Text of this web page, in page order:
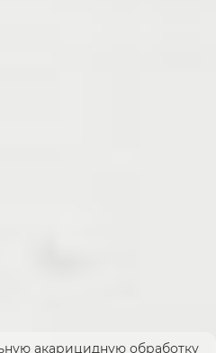
акарицидную обработку